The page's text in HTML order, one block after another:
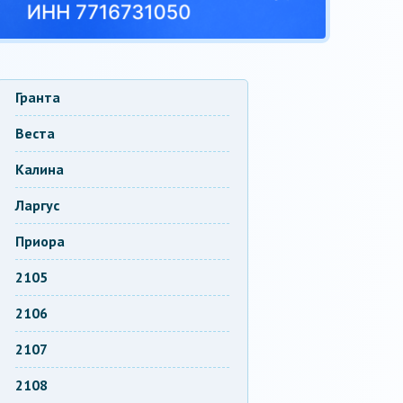
Гранта
Веста
Калина
Ларгус
Приора
2105
2106
2107
2108